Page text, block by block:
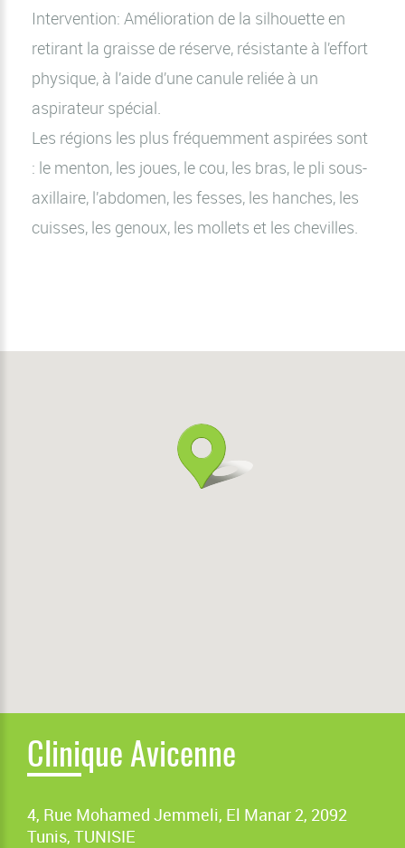
Intervention: Amélioration de la silhouette en
retirant la graisse de réserve, résistante à l’effort
physique, à l’aide d’une canule reliée à un
aspirateur spécial.
Les régions les plus fréquemment aspirées sont
: le menton, les joues, le cou, les bras, le pli sous-
axillaire, l’abdomen, les fesses, les hanches, les
cuisses, les genoux, les mollets et les chevilles.
Clinique Avicenne
4, Rue Mohamed Jemmeli, El Manar 2, 2092
Tunis, TUNISIE